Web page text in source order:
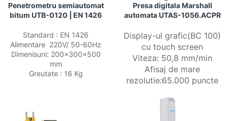
Penetrometru semiautomat
bitum UTB-0120 | EN 1426
Standard : EN 1426
Alimentare 220V/ 50-60Hz
Dimenisuni: 200x300x500
mm
Greutate : 16 Kg
Presa digitala Marshall
automata UTAS-1056.ACPR
Display-ul grafic(BC 100)
cu touch screen
Viteza: 50,8 mm/min
Afisaj de mare
rezolutie:65.000 puncte